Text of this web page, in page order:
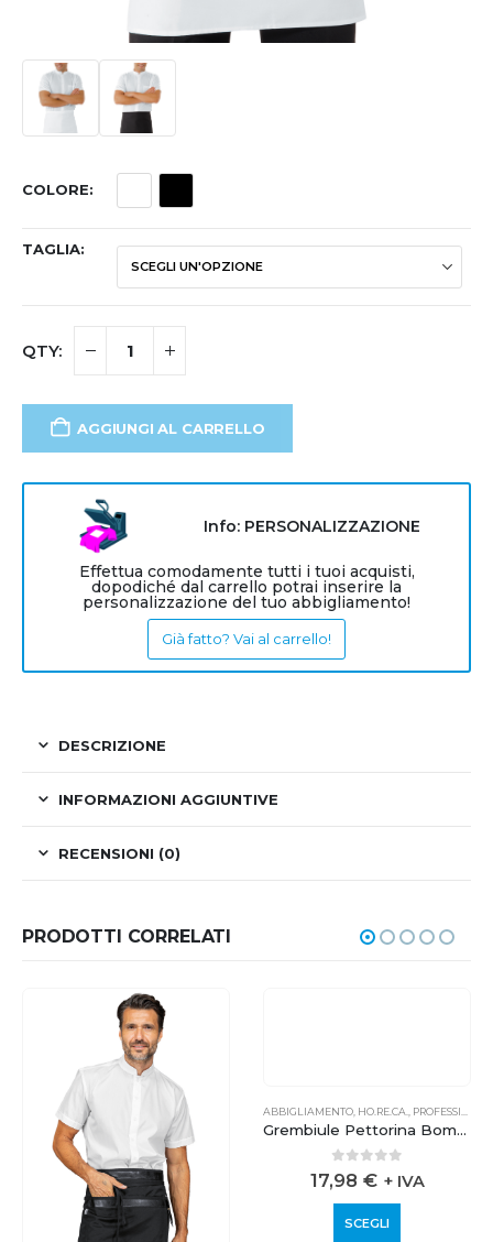
COLORE
TAGLIA
AGGIUNGI AL CARRELLO
Info: PERSONALIZZAZIONE
Effettua comodamente tutti i tuoi acquisti,
dopodiché dal carrello potrai inserire la
personalizzazione del tuo abbigliamento!
Già fatto? Vai al carrello!
DESCRIZIONE
INFORMAZIONI AGGIUNTIVE
RECENSIONI (0)
PRODOTTI CORRELATI